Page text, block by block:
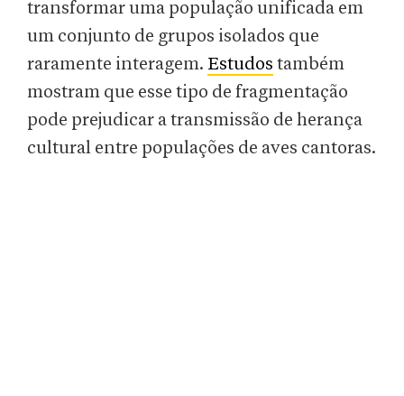
transformar uma população unificada em
um conjunto de grupos isolados que
raramente interagem. Estudos também
mostram que esse tipo de fragmentação
pode prejudicar a transmissão de herança
cultural entre populações de aves cantoras.